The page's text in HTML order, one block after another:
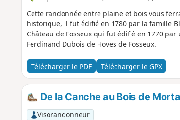
Cette randonnée entre plaine et bois vous
historique, il fut édifié en 1780 par la famille
Château de Fosseux qui fut édifié en 1770
Ferdinand Dubois de Hoves de Fosseux.
Télécharger le PDF Télécharger le GPX
De la Canche au Bois de
Visorandonneur